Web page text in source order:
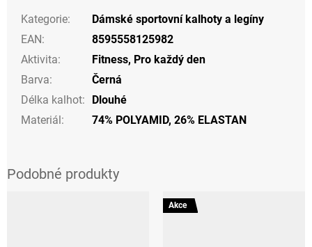
Kategorie:
Dámské sportovní kalhoty a legíny
EAN:
8595558125982
Aktivita: Fitness, Pro každý den
Barva:
Černá
Délka kalhot:
Dlouhé
Materiál: 74% POLYAMID, 26% ELASTAN
Akce